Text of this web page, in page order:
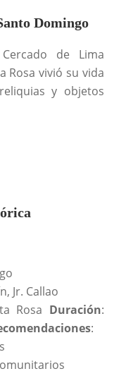
Domingo
de Lima
Rosa vivió su vida
y objetos
Jr. Callao
Rosa Duración:
: